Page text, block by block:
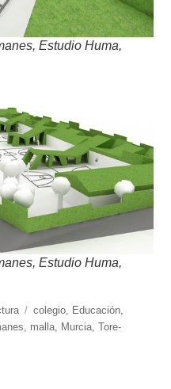
Estudio Huma,
Estudio Huma,
Etiquetas
colegio, Educación,
, malla, Murcia,Tore-